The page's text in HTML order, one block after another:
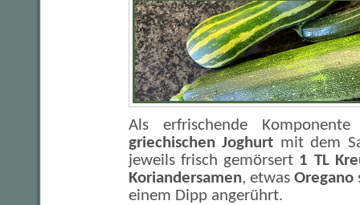
Als erfrischende
griechischen Joghurt mit dem
jeweils frisch gemörsert 1 TL
Koriandersamen, etwasOregano
einem Dipp angerührt.